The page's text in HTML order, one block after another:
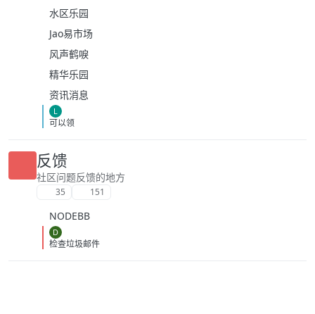
水区乐园
Jao易市场
风声鹤唳
精华乐园
资讯消息
L
可以领
反馈
社区问题反馈的地方
35 151
NODEBB
D
检查垃圾邮件